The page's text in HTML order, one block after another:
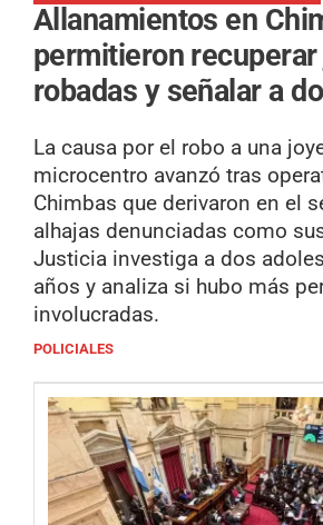
Allanamientos en
permitieron
robadas y señalar a
La causa por el robo a una
microcentro avanzó tras
Chimbas que derivaron en el
alhajas denunciadas como
Justicia investiga a dos
años y analiza si hubo más
involucradas.
POLICIALES